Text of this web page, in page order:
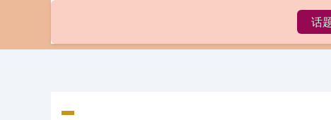
倍
话